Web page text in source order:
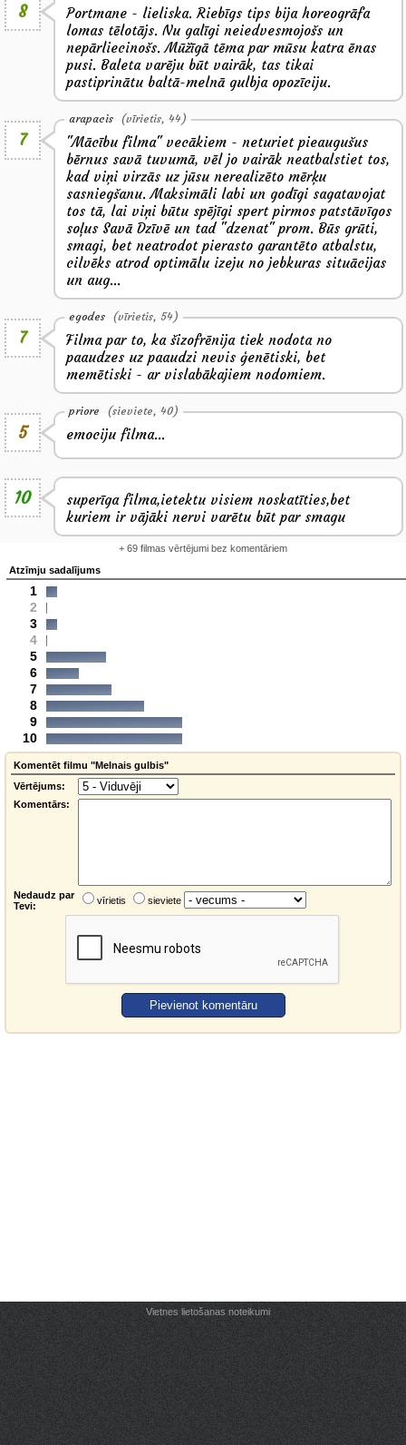
8
Portmane - lieliska. Riebīgs tips bija horeogrāfa
lomas tēlotājs. Nu galīgi neiedvesmojošs un
nepārliecinošs. Mūžīgā tēma par mūsu katra ēnas
pusi. Baleta varēju būt vairāk, tas tikai
pastiprinātu baltā-melnā gulbja opozīciju.
7
arapacis (vīrietis, 44)
"Mācību filma" vecākiem - neturiet pieaugušus
bērnus savā tuvumā, vēl jo vairāk neatbalstiet tos,
kad viņi virzās uz jūsu nerealizēto mērķu
sasniegšanu. Maksimāli labi un godīgi sagatavojat
tos tā, lai viņi būtu spējīgi spert pirmos patstāvīgos
soļus Savā Dzīvē un tad "dzenat" prom. Būs grūti,
smagi, bet neatrodot pierasto garantēto atbalstu,
cilvēks atrod optimālu izeju no jebkuras situācijas
un aug...
7
egodes (vīrietis, 54)
Filma par to, ka šizofrēnija tiek nodota no
paaudzes uz paaudzi nevis ģenētiski, bet
memētiski - ar vislabākajiem nodomiem.
5
priore (sieviete, 40)
emociju filma...
10
superīga filma,ietektu visiem noskatīties,bet
kuriem ir vājāki nervi varētu būt par smagu
+ 69 filmas vērtējumi bez komentāriem
Atzīmju sadalījums
1
2
3
4
5
6
7
8
9
10
Komentēt filmu "Melnais gulbis"
Vērtējums:
Komentārs:
Nedaudz par
Tevi:
vīrietis sieviete
Vietnes lietošanas noteikumi